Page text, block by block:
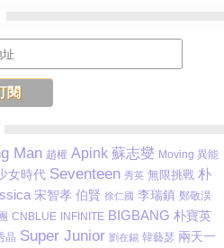
Man 趙權 Apink 蘇志燮 Moving 異能
女時代 Seventeen 秀英 無限挑戰 朴
宋智孝 伯賢 徐仁國 李瑞鎮 鄭敬淏
CNBLUE INFINITE BIGBANG 朴寶英
晶 Super Junior 劉在錫 韓藝瑟 兩天一